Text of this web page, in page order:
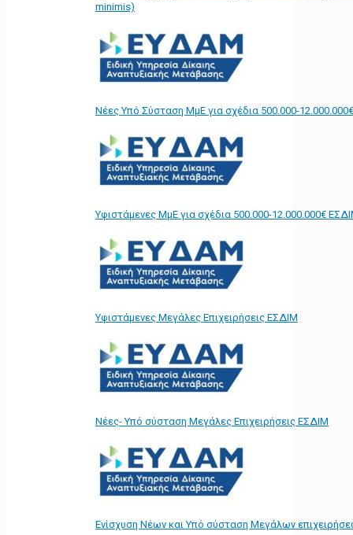
minimis)
Νέες Υπό Σύσταση ΜμΕ για σχέδια 500.000-
Υφιστάμενες ΜμΕ για σχέδια 500.000-12.000.000€
Υφιστάμενες Μεγάλες Επιχειρήσεις ΕΣΔΙΜ
Νέες- Υπό σύσταση Μεγάλες Επιχειρήσεις ΕΣΔΙΜ
Ενίσχυση Νέων και Υπό σύσταση Μεγάλων